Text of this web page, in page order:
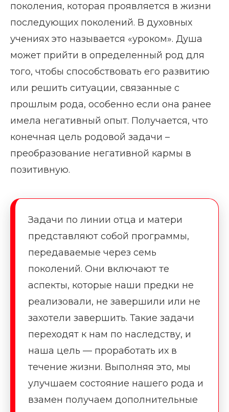
поколения, которая проявляется в жизни
последующих поколений. В духовных
учениях это называется «уроком». Душа
может прийти в определенный род для
того, чтобы способствовать его развитию
или решить ситуации, связанные с
прошлым рода, особенно если она ранее
имела негативный опыт. Получается, что
конечная цель родовой задачи –
преобразование негативной кармы в
позитивную.
Задачи по линии отца и матери
представляют собой программы,
передаваемые через семь
поколений. Они включают те
аспекты, которые наши предки не
реализовали, не завершили или не
захотели завершить. Такие задачи
переходят к нам по наследству, и
наша цель — проработать их в
течение жизни. Выполняя это, мы
улучшаем состояние нашего рода и
взамен получаем дополнительные